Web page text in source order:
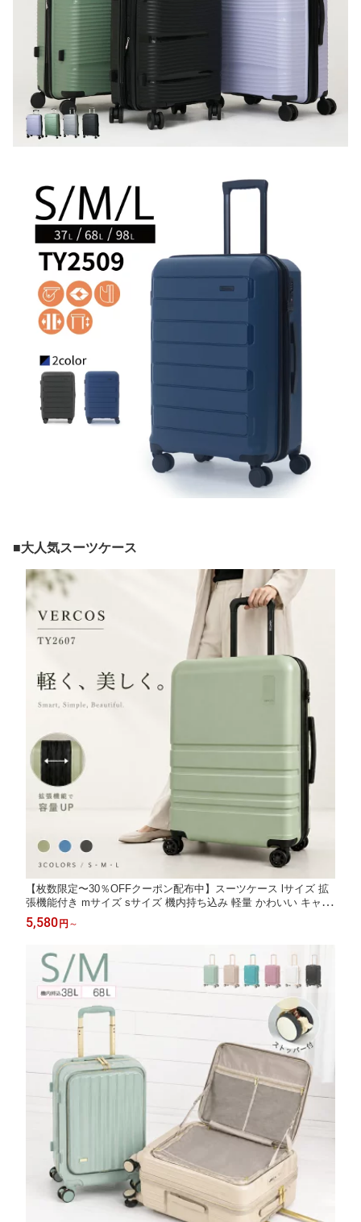
■大人気スーツケース
【枚数限定〜30％OFFクーポン配布中】スーツケース lサイズ 拡
張機能付き mサイズ sサイズ 機内持ち込み 軽量 かわいい キャリ
ーケース m キャリーバッグ l トランクケース 旅行 TSAロック ハ
ード おしゃれ シンプル ty2607
5,580 円 ～